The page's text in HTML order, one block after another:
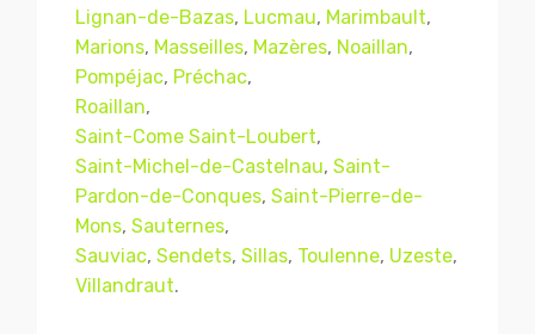
Lignan-de-Bazas, Lucmau, Marimbault,
Marions, Masseilles, Mazères, Noaillan,
Pompéjac, Préchac,
Roaillan,
Saint-Come Saint-Loubert,
Saint-Michel-de-Castelnau, Saint-
Pardon-de-Conques, Saint-Pierre-de-
Mons, Sauternes,
Sauviac, Sendets, Sillas, Toulenne, Uzeste,
Villandraut.